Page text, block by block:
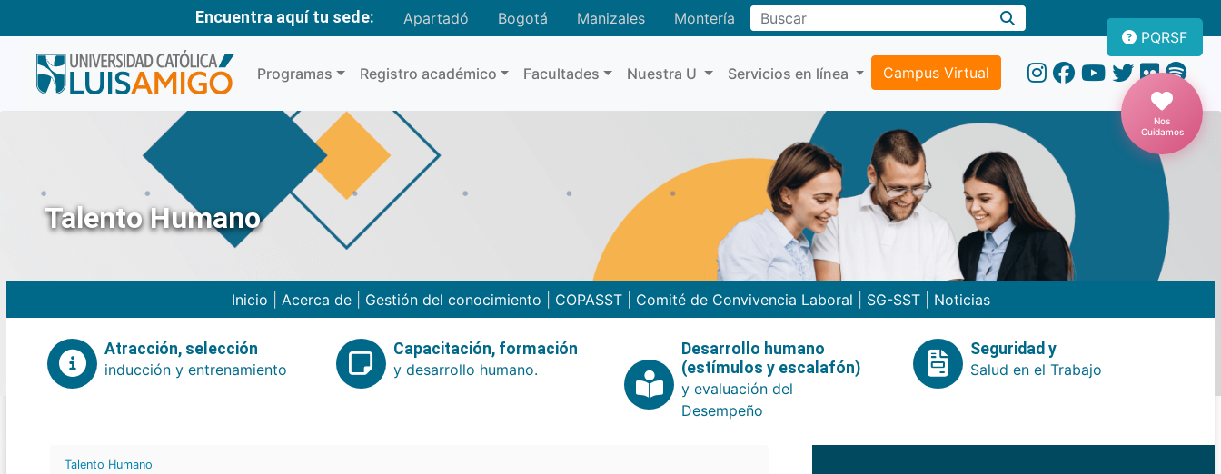
Encuentra aquí tu sede: Apartadó Bogotá Manizales MonteríaBuscar
Programas Registro académico Facultades Nuestra U Servicios en línea Campus Virtual
PQRSF
Nos
Cuidamos
Talento Humano
Inicio Acerca de| Gestión del conocimiento COPASST Comité de Convivencia Laboral SG-SST Noticias
Atracción, selección
inducción y entrenamiento
Capacitación, formación
y desarrollo humano.
Desarrollo humano
(estímulos y escalafón)
y evaluación del
Desempeño
Seguridad y
Salud en el Trabajo
Talento Humano